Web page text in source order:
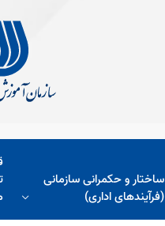
ساختار و حکمرانی سازمانی
(فرآیندهای اداری)